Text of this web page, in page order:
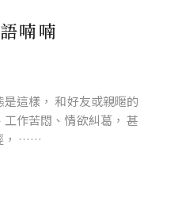
喃喃
這樣， 和好友或親暱的
作苦悶、情欲糾葛， 甚
， ……